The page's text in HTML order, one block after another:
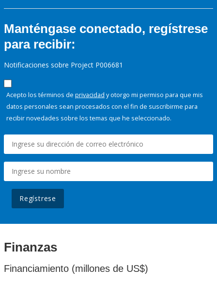
Manténgase conectado, regístrese
para recibir:
Notificaciones sobre Project P006681
Acepto los términos de privacidad y otorgo mi permiso para que mis
datos personales sean procesados con el fin de suscribirme para
recibir novedades sobre los temas que he seleccionado.
Regístrese
Finanzas
Financiamiento (millones de US$)